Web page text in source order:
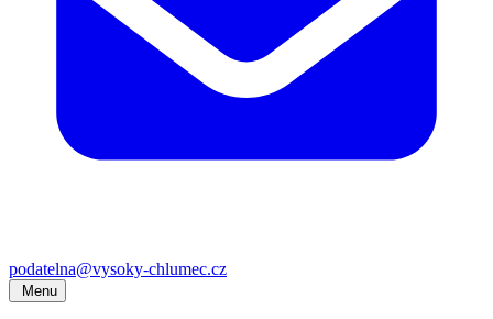
podatelna@vysoky-chlumec.cz
Menu